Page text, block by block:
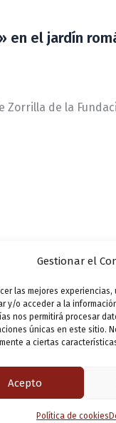
Gestionar el
las mejores
y/o acceder a la
nos permitirá procesar
únicas en este sitio.
a ciertas
Acepto
Política de cookies
en el jardín
Zorrilla de la